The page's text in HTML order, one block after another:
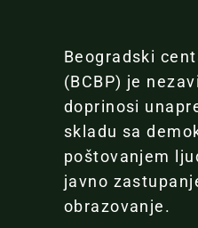
Beogradski
(BCBP) je
doprinosi
skladu sa
poštovanjem
javno
obrazovanje.